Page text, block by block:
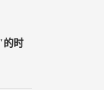
的时